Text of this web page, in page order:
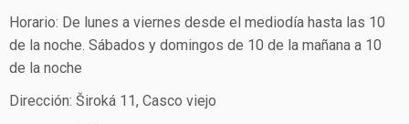
Horario: De lunes a viernes desde el mediodía hasta las 10
de la noche. Sábados y domingos de 10 de la mañana a 10
de la noche
Dirección: Široká 11, Casco viejo